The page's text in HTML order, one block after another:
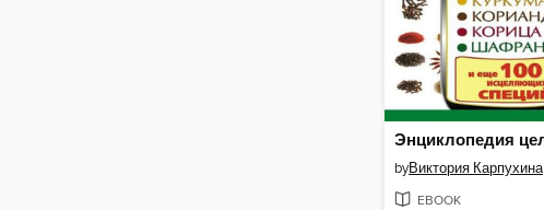
byВиктория Карпухина
EBOOK